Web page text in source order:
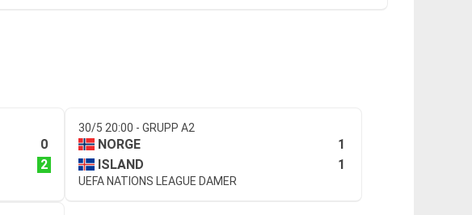
0
2
30/5 20:00 - GRUPP A2
NORGE
1
ISLAND
1
UEFA NATIONS LEAGUE DAMER